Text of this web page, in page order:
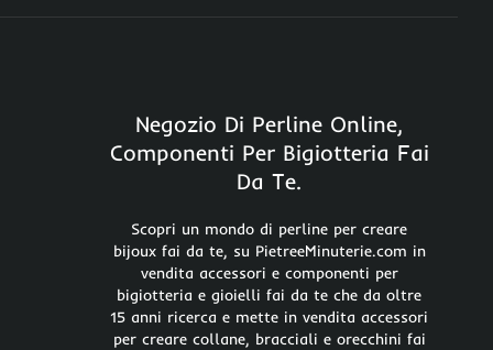
Negozio Di Perline Online,
Componenti Per Bigiotteria Fai
Da Te.
Scopri un mondo di perline per creare
bijoux fai da te, su PietreeMinuterie.com in
vendita accessori e componenti per
bigiotteria e gioielli fai da te che da oltre
15 anni ricerca e mette in vendita accessori
per creare collane, bracciali e orecchini fai